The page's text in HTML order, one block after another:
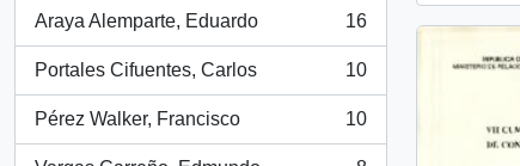
Araya Alemparte, Eduardo
, 16 resultados
16
Portales Cifuentes, Carlos
, 10 resultados
10
Pérez Walker, Francisco
, 10 resultados
10